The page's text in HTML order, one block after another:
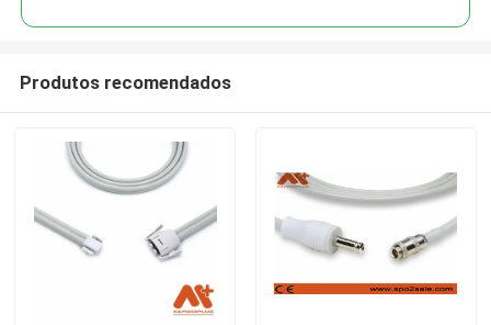
Produtos recomendados